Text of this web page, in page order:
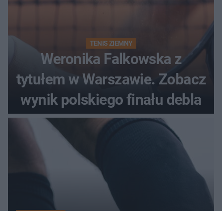
TENIS ZIEMNY
Weronika Falkowska z
tytułem w Warszawie. Zobacz
wynik polskiego finału debla